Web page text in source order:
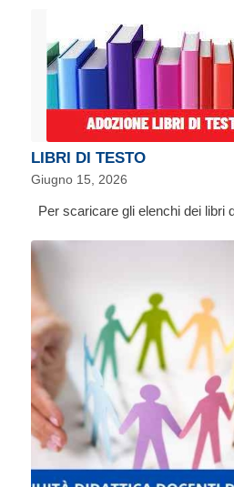
LIBRI DI TESTO
Giugno 15, 2026
Per scaricare gli elenchi dei libri